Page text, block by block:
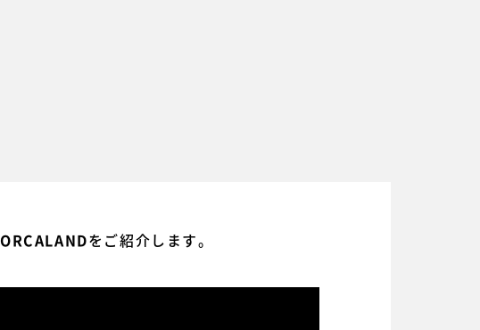
ORCALANDをご紹介します。